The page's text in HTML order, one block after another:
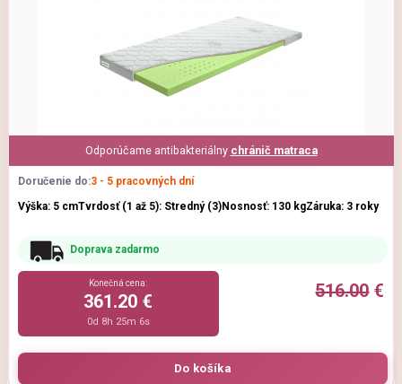
Odporúčame antibakteriálny chránič matraca
Doručenie do:3 - 5 pracovných dní
Výška: 5 cmTvrdosť (1 až 5): Stredný (3)Nosnosť: 130 kgZáruka: 3 roky
Doprava zadarmo
516.00€
Konečná cena:
361.20 €
0d 8h 25m 5s